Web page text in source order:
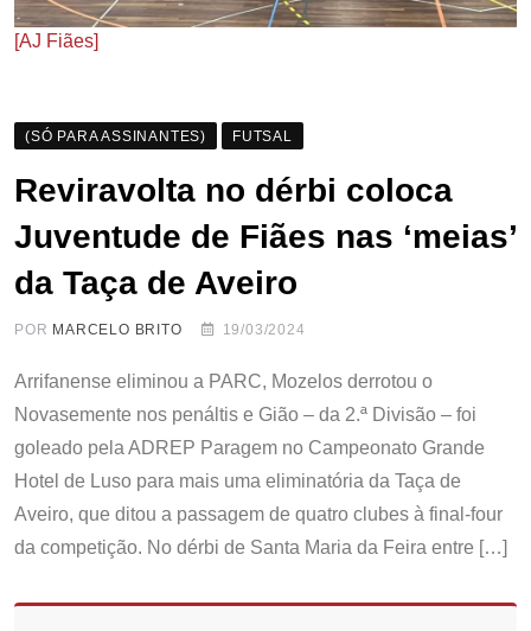
[AJ Fiães]
(SÓ PARA ASSINANTES) FUTSAL
Reviravolta no dérbi coloca
Juventude de Fiães nas ‘meias’
da Taça de Aveiro
POR MARCELO BRITO 19/03/2024
Arrifanense eliminou a PARC, Mozelos derrotou o
Novasemente nos penáltis e Gião – da 2.ª Divisão – foi
goleado pela ADREP Paragem no Campeonato Grande
Hotel de Luso para mais uma eliminatória da Taça de
Aveiro, que ditou a passagem de quatro clubes à final-four
da competição. No dérbi de Santa Maria da Feira entre […]